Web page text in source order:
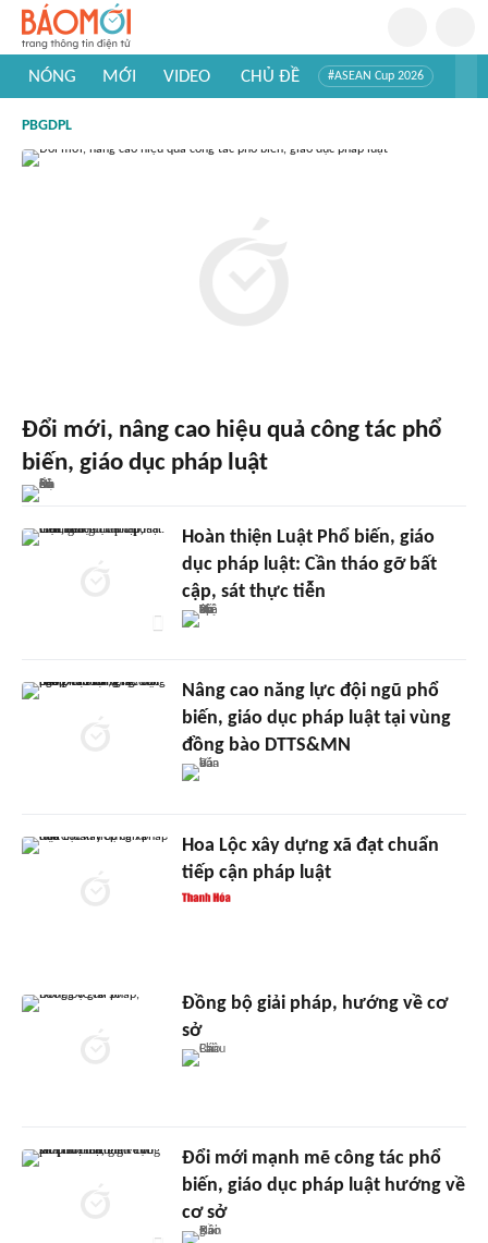
NÓNG MỚI VIDEO CHỦ ĐỀ #ASEAN Cup 2026
#Khám phá Việt Nam
PBGDPL
Đổi mới, nâng cao hiệu quả công tác phổ
biến, giáo dục pháp luật
Hoàn thiện Luật Phổ biến, giáo
dục pháp luật: Cần tháo gỡ bất
cập, sát thực tiễn
Nâng cao năng lực đội ngũ phổ
biến, giáo dục pháp luật tại vùng
đồng bào DTTS&MN
Hoa Lộc xây dựng xã đạt chuẩn
tiếp cận pháp luật
Đồng bộ giải pháp, hướng về cơ
sở
Đổi mới mạnh mẽ công tác phổ
biến, giáo dục pháp luật hướng về
cơ sở